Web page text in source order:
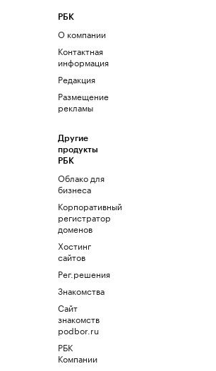
РБК
О компании
Контактная
информация
Редакция
Размещение
рекламы
Другие
продукты
РБК
Облако для
бизнеса
Корпоративный
регистратор
доменов
Хостинг
сайтов
Рег.решения
Знакомства
Сайт
знакомств
podbor.ru
РБК
Компании